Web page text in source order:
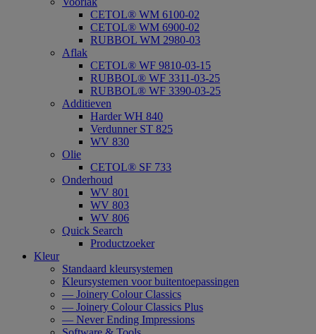
CETOL® WM 6100-02
CETOL® WM 6900-02
RUBBOL WM 2980-03
Aflak
CETOL® WF 9810-03-15
RUBBOL® WF 3311-03-25
RUBBOL® WF 3390-03-25
Additieven
Harder WH 840
Verdunner ST 825
WV 830
Olie
CETOL® SF 733
Onderhoud
WV 801
WV 803
WV 806
Quick Search
Productzoeker
Kleur
Standaard kleursystemen
Kleursystemen voor buitentoepassingen
— Joinery Colour Classics
— Joinery Colour Classics Plus
— Never Ending Impressions